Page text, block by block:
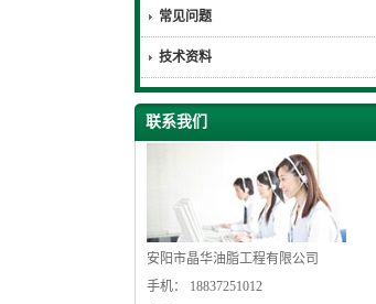
常见问题
技术资料
联系我们
安阳市晶华油脂工程有限公司
手机： 18837251012